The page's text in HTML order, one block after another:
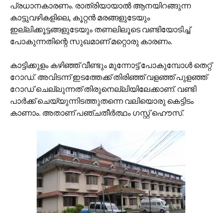
പ്രധാനകാരണം. രാത്രിയായാല്‍ ആനയിറങ്ങുന്ന
കാട്ടുവഴികളിലെ, കൂറ്റന്‍ മരങ്ങളുടേയും
ഇല്ലിക്കൂട്ടങ്ങളുടേയും‍ തണലിലൂടെ വണ്ടിയോടിച്ച്
പോകുന്നതിന്റെ സുഖമാണ് മറ്റൊരു കാരണം.
കാട്ടിക്കുളം കഴിഞ്ഞ് വീണ്ടും മുന്നോട്ട് പോകുമ്പോള്‍ തെറ്റ്
റോഡ്. അവിടന്ന് ഇടത്തേക്ക് തിരിഞ്ഞ് വളഞ്ഞ് പുളഞ്ഞ്
റോഡ് ചെല്ലുന്നത് തിരുനെല്ലിയിലേക്കാണ്. വണ്ടി
പാര്‍ക്ക് ചെയ്യുന്നിടത്തുതന്നെ വലിയൊരു കെട്ടിടം
കാണാം. അതാണ് പഞ്ചതീര്‍ത്ഥം ഗസ്റ്റ് ഹൌസ്.